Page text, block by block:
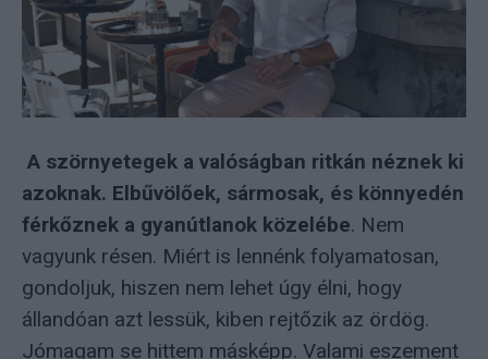
A szörnyetegek a valóságban ritkán néznek ki
azoknak. Elbűvölőek, sármosak, és könnyedén
férkőznek a gyanútlanok közelébe. Nem
vagyunk résen. Miért is lennénk folyamatosan,
gondoljuk, hiszen nem lehet úgy élni, hogy
állandóan azt lessük, kiben rejtőzik az ördög.
Jómagam se hittem másképp. Valami eszement